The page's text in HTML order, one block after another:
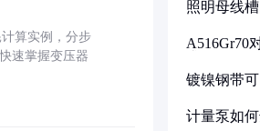
算实例，分步
速掌握变压器
照明母线
A516Gr70
镀镍钢带
计量泵如